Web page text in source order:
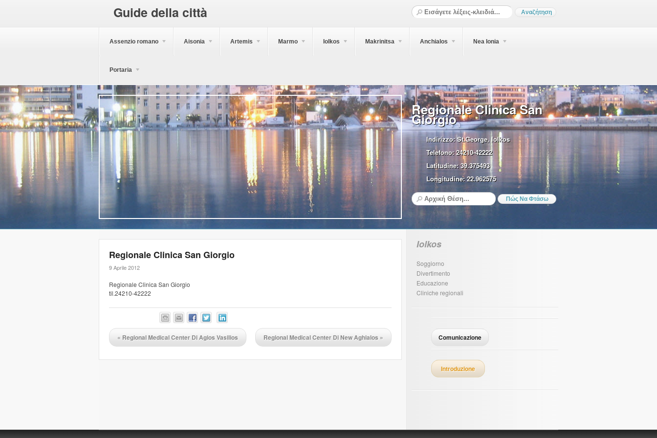
Guide della città
Assenzio romano Aisonia Artemis Marmo Iolkos Makrinitsa Anchialos Nea Ionia
Portaria
Regionale Clinica San
Giorgio
Indirizzo:St.George, Iolkos
Telefono:24210-42222
Latitudine:39.375493
Longitudine:22.962575
Regionale Clinica San Giorgio
9 Aprile 2012
Regionale Clinica San Giorgio
til.24210-42222
« Regional Medical Center Di Agios Vasilios Regional Medical Center Di New Aghialos »
Iolkos
Soggiorno
Divertimento
Educazione
Cliniche regionali
Comunicazione
Introduzione